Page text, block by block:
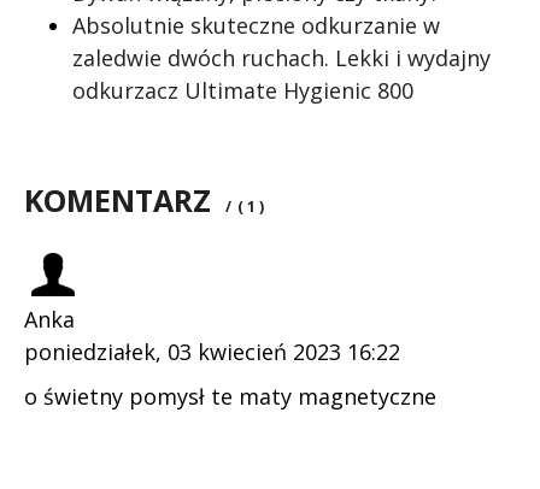
Absolutnie skuteczne odkurzanie w
zaledwie dwóch ruchach. Lekki i wydajny
odkurzacz Ultimate Hygienic 800
KOMENTARZ / ( 1 )
Anka
poniedziałek, 03 kwiecień 2023 16:22
o świetny pomysł te maty magnetyczne